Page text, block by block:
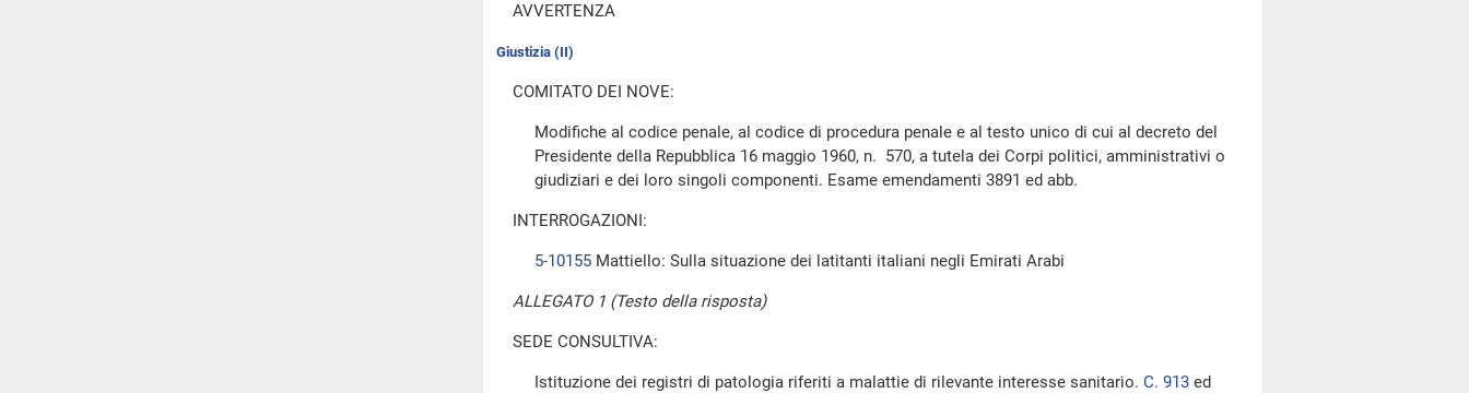
AVVERTENZA
Giustizia (II)
COMITATO DEI NOVE:
Modifiche al codice penale, al codice di procedura penale e al testo unico di cui al decreto del
Presidente della Repubblica 16 maggio 1960, n. 570, a tutela dei Corpi politici, amministrativi o
giudiziari e dei loro singoli componenti. Esame emendamenti 3891 ed abb.
INTERROGAZIONI:
5-10155 Mattiello: Sulla situazione dei latitanti italiani negli Emirati Arabi
ALLEGATO 1 (Testo della risposta)
SEDE CONSULTIVA:
Istituzione dei registri di patologia riferiti a malattie di rilevante interesse sanitario. C. 913 ed